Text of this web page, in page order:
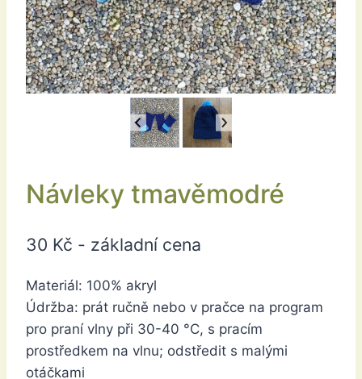
Návleky tmavěmodré
30 Kč - základní cena
Materiál: 100% akryl
Údržba: prát ručně nebo v pračce na program
pro praní vlny při 30-40 °C, s pracím
prostředkem na vlnu; odstředit s malými
otáčkami